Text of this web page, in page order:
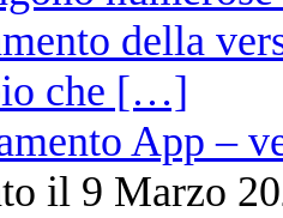
App –
il 9 Marzo